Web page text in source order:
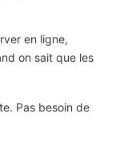
en ligne,
on sait que les
Pas besoin de